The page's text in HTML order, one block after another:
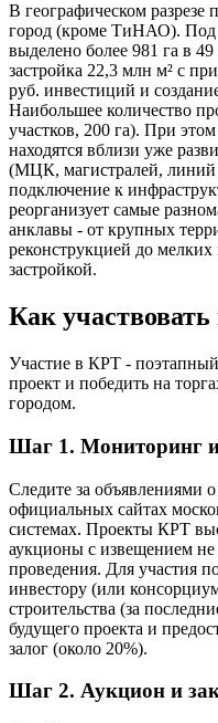
В географическом
город (кроме ТиНАО). Под
выделено более 981 га в
застройка 22,3 млн м² с
руб. инвестиций и
Наибольшее количество
участков, 200 га). При
находятся вблизи уже
(МЦК, магистралей, линий
подключение к
реорганизует самые
анклавы - от крупных
реконструкцией до
застройкой.
Как
Участие в КРТ -
проект и победить на
городом.
Шаг 1. Мониторинг и
Следите за объявлениями
официальных сайтах
системах. Проекты КРТ
аукционы с извещением не
проведения. Для участия
инвестору (или
строительства (за
будущего проекта и
залог (около 20%).
Шаг 2. Аукцион и